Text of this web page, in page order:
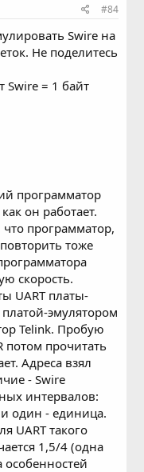
#84
Swire на
Не поделитесь
Swire = 1 байт
программатор
он работает.
программатор,
тоже
скорость.
UART платы-
эмулятором
Telink. Пробую
потом прочитать
Адреса взял
- Swire
интервалов:
и один - единица.
UART такого
1,5/4 (одна
особенностей